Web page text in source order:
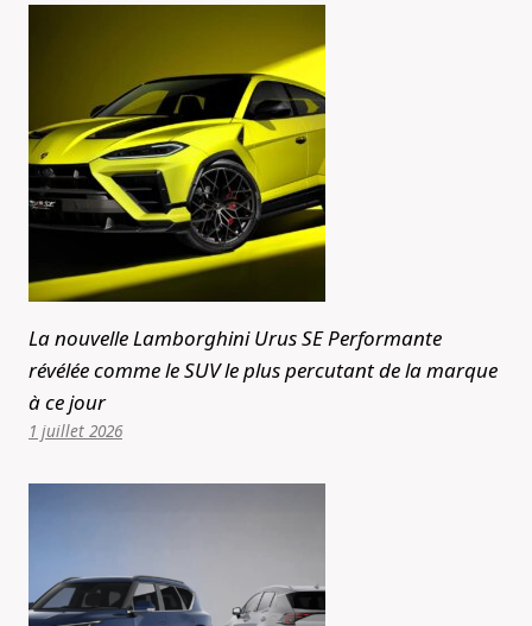
La nouvelle Lamborghini Urus SE Performante
révélée comme le SUV le plus percutant de la marque
à ce jour
1 juillet 2026